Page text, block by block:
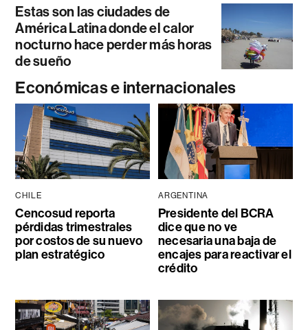
Estas son las ciudades de
América Latina donde el calor
nocturno hace perder más horas
de sueño
Económicas e internacionales
CHILE
Cencosud reporta
pérdidas trimestrales
por costos de su nuevo
plan estratégico
ARGENTINA
Presidente del BCRA
dice que no ve
necesaria una baja de
encajes para reactivar el
crédito